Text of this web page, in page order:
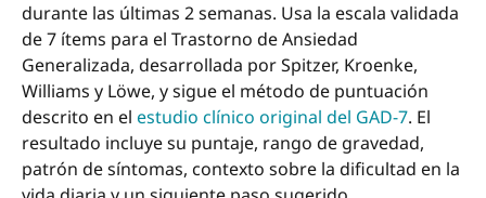
durante las últimas 2 semanas. Usa la escala validada
de 7 ítems para el Trastorno de Ansiedad
Generalizada, desarrollada por Spitzer, Kroenke,
Williams y Löwe, y sigue el método de puntuación
descrito en el estudio clínico original del GAD-7. El
resultado incluye su puntaje, rango de gravedad,
patrón de síntomas, contexto sobre la dificultad en la